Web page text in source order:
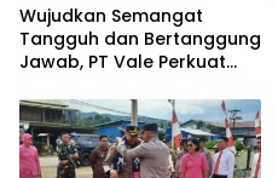
Wujudkan Semangat
Tangguh dan Bertanggung
Jawab, PT Vale Perkuat
yang Kredibel